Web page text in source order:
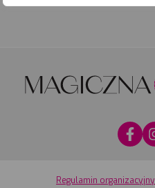
Regulamin organizacyjny